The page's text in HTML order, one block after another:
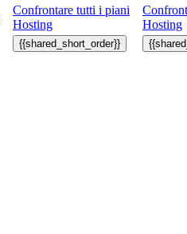
Confrontare tutti i piani
Hosting
Hosting
{{shared_short_order}} {{